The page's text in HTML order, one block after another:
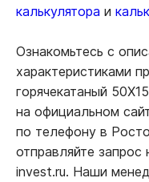
калькулятора и
Ознакомьтесь с
характеристиками
горячекатаный
на официальном
по телефону в
отправляйте
invest.ru. Наши